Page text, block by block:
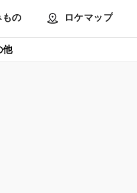
もの ロケマップ
他